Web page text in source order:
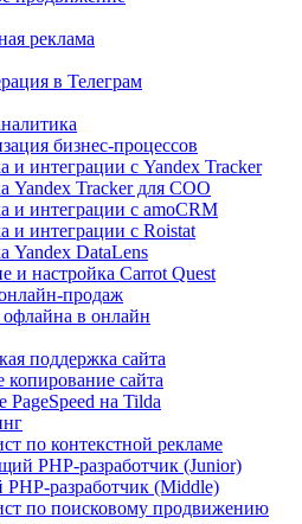
реклама
в Телеграм
бизнес-процессов
и интеграции с Yandex Tracker
Yandex Tracker для СОО
и интеграции с amoCRM
и интеграции с Roistat
Yandex DataLens
и настройка Carrot Quest
продаж
в онлайн
поддержка сайта
копирование сайта
PageSpeed на Tilda
по контекстной рекламе
PHP-разработчик (Junior)
разработчик (Middle)
по поисковому продвижению